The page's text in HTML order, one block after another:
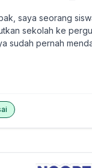
saya seorang
sekolah ke
sudah pernah